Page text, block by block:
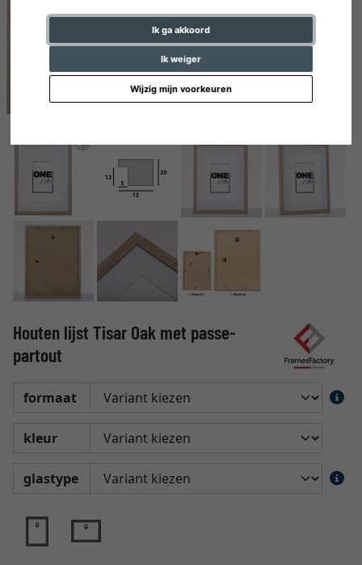
Ik ga akkoord
Ik weiger
Wijzig mijn voorkeuren
Houten lijst Tisar Oak met passe-
partout
formaat
kleur
glastype